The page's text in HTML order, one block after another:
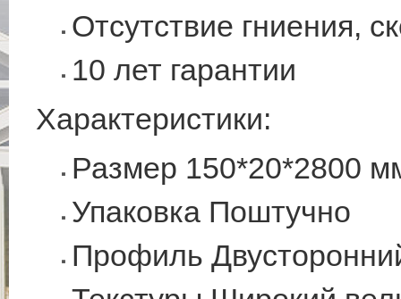
Отсутствие гниения,
10 лет гарантии
Характеристики:
Размер 150*20*2800
Упаковка Поштучно
Профиль